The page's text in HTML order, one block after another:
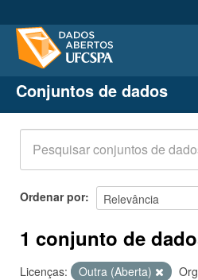
Conjuntos de dados
Organizações
Grupos
Sobre
Conjuntos de dados
Ordenar por
1 conjunto de
Licenças: Outra (Aberta)